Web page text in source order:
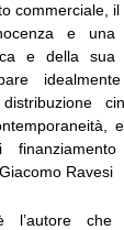
commerciale,
e
e della
Ravesi
l’autore che